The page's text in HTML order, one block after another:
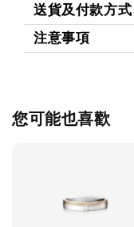
送貨及付款方式
注意事項
您可能也喜歡